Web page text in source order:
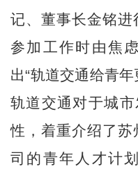
记、董事长金铭
参加工作时由焦
出“轨道交通给青
轨道交通对于城市
性，着重介绍了
司的青年人才计